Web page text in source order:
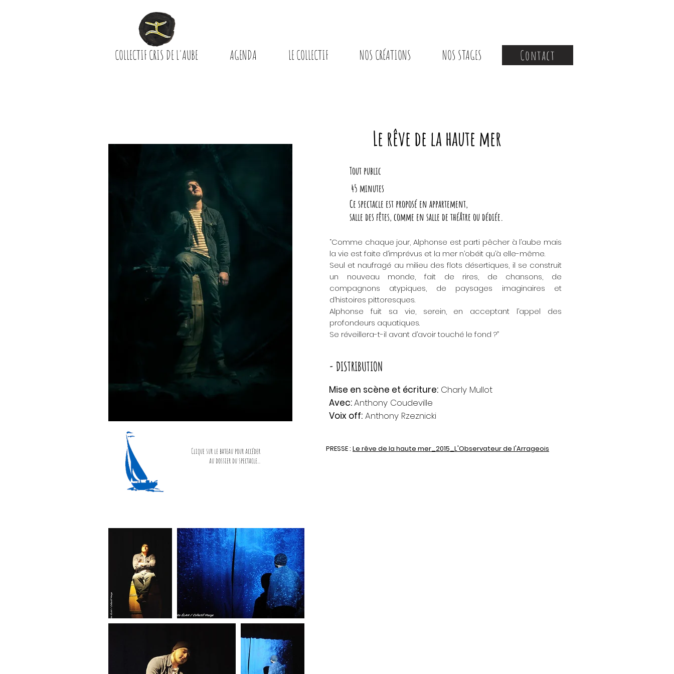
COLLECTIF CRIS DE L'AUBE AGENDA LE COLLECTIF NOS CRÉATIONS NOS STAGES Contact
Clique sur le bateau pour accéder
au dossier du spectacle...
Le rêve de la haute mer
Tout public
45 minutes
Ce spectacle est proposé en appartement,
salle des fêtes, comme en salle de théâtre ou dédiée.
“Comme chaque jour, Alphonse est parti pêcher à l’aube mais
la vie est faite d’imprévus et la mer n’obéit qu’à elle-même.
Seul et naufragé au milieu des flots désertiques, il se construit
un nouveau monde, fait de rires, de chansons, de
compagnons atypiques, de paysages imaginaires et
d’histoires pittoresques.
Alphonse fuit sa vie, serein, en acceptant l’appel des
profondeurs aquatiques.
Se réveillera-t-il avant d’avoir touché le fond ?”
- DISTRIBUTION
Mise en scène et écriture: Charly Mullot
Avec:Anthony Coudeville
Voix off: Anthony Rzeznicki
PRESSE : Le rêve de la haute mer_2015_L'Observateur de l'Arrageois